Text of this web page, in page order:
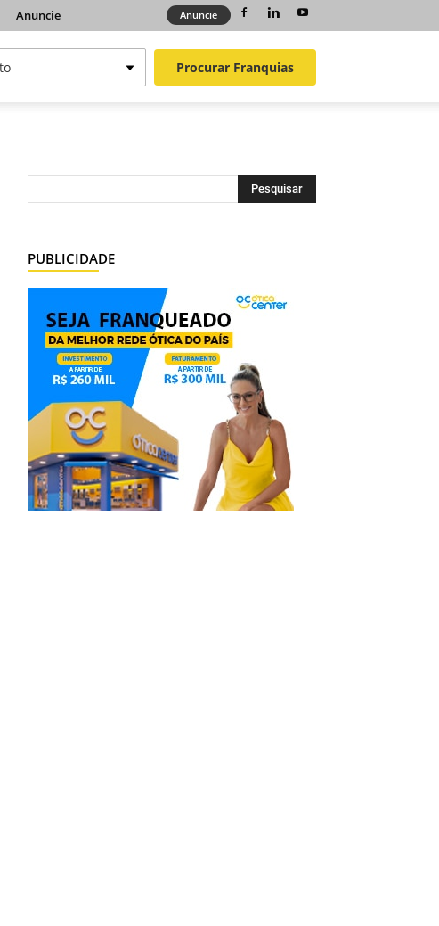
Anuncie Anuncie
Procurar Franquias
PUBLICIDADE